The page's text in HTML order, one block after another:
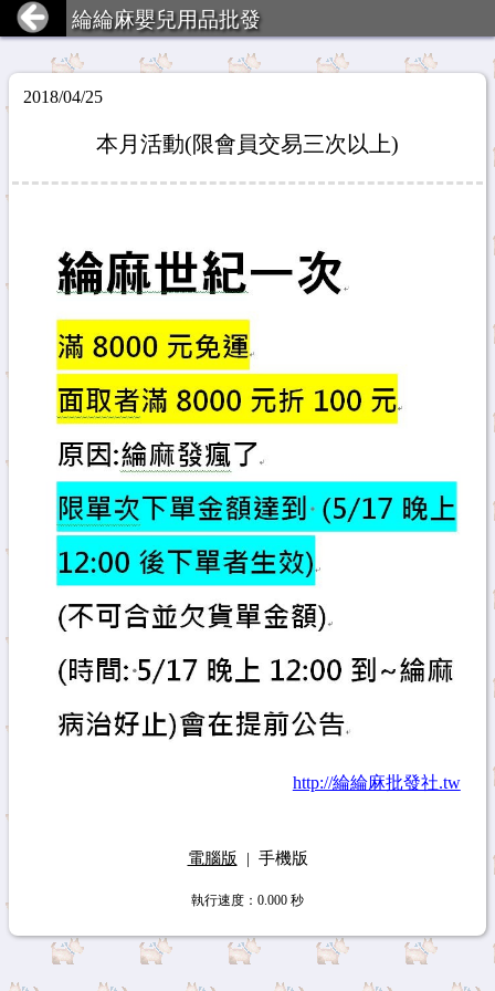
綸綸麻嬰兒用品批發
2018/04/25
本月活動(限會員交易三次以上)
http://綸綸麻批發社.tw
電腦版 | 手機版
執行速度 ：0.000 秒